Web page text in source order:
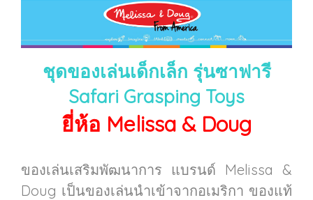
ชุดของเล่นเด็กเล็ก รุ่นซาฟารี
Safari Grasping Toys
ยี่ห้อ Melissa & Doug
ของเล่นเสริมพัฒนาการ แบรนด์ Melissa &
Doug เป็นของเล่นนำเข้าจากอเมริกา ของแท้